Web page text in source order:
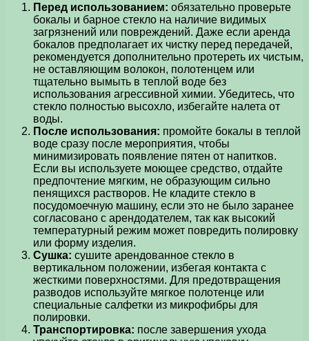
Перед использованием: обязательно проверьте
бокалы и барное стекло на наличие видимых
загрязнений или повреждений. Даже если аренда
бокалов предполагает их чистку перед передачей,
рекомендуется дополнительно протереть их чистым,
не оставляющим волокон, полотенцем или
тщательно вымыть в теплой воде без
использования агрессивной химии. Убедитесь, что
стекло полностью высохло, избегайте налета от
воды.
После использования: промойте бокалы в теплой
воде сразу после мероприятия, чтобы
минимизировать появление пятен от напитков.
Если вы используете моющее средство, отдайте
предпочтение мягким, не образующим сильно
пенящихся растворов. Не кладите стекло в
посудомоечную машину, если это не было заранее
согласовано с арендодателем, так как высокий
температурный режим может повредить полировку
или форму изделия.
Сушка: сушите арендованное стекло в
вертикальном положении, избегая контакта с
жесткими поверхностями. Для предотвращения
разводов используйте мягкое полотенце или
специальные салфетки из микрофибры для
полировки.
Транспортировка: после завершения ухода